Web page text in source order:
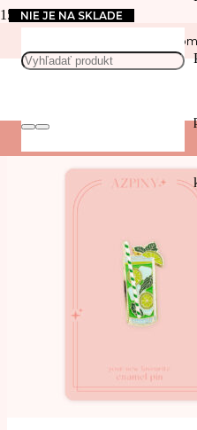
Nakúp nad 30 € a získaj
mojito
NIE JE NA SKLADE